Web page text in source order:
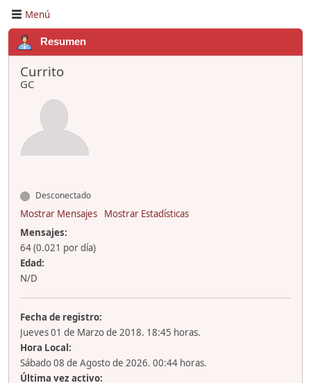
Menú
Resumen
Currito
GC
Desconectado
Mostrar Mensajes
Mostrar Estadísticas
Mensajes:
64 (0.021 por día)
Edad:
N/D
Fecha de registro:
Jueves 01 de Marzo de 2018. 18:45 horas.
Hora Local:
Sábado 08 de Agosto de 2026. 00:44 horas.
Última vez activo: